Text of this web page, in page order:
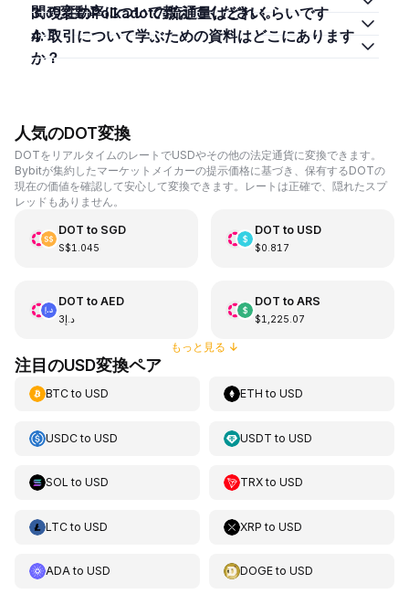
間の変動率について教えてください。
3. 現在のPolkadotの流通量はどれくらいです
か？
4. 取引について学ぶための資料はどこにあります
か？
人気のDOT変換
DOTをリアルタイムのレートでUSDやその他の法定通貨に変換できます。
Bybitが集約したマーケットメイカーの提示価格に基づき、保有するDOTの
現在の価値を確認して安心して変換できます。レートは正確で、隠れたスプ
レッドもありません。
DOT to SGD
S$1.045
DOT to USD
$0.817
DOT to AED
د.إ3
DOT to ARS
$1,225.07
もっと見る ↓
注目のUSD変換ペア
BTCto USD ETH toUSD
USDCto USD USDT toUSD
SOL to USD TRXtoUSD
LTCto USD XRP toUSD
ADAto USD DOGEtoUSD